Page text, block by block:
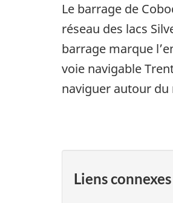
Le barrage de
réseau des lacs
barrage marque
voie navigable
naviguer autour du
Liens connexes